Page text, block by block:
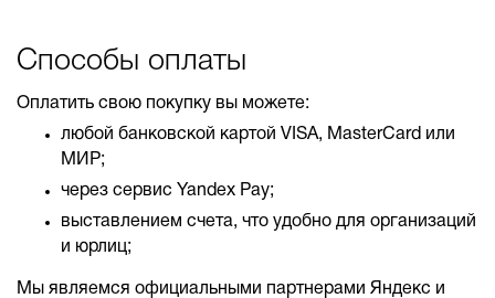
Способы оплаты
Оплатить свою покупку вы можете:
любой банковской картой VISA, MasterCard или
МИР;
через сервис Yandex Pay;
выставлением счета, что удобно для организаций
и юрлиц;
Мы являемся официальными партнерами Яндекс и